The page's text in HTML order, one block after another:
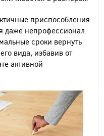
приспособления.
даже непрофессионал.
сроки вернуть
вида, избавив от
активной